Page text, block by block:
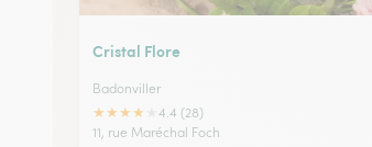
Cristal Flore
Badonviller
★★★★
4.4 (28)
11, rue Maréchal Foch